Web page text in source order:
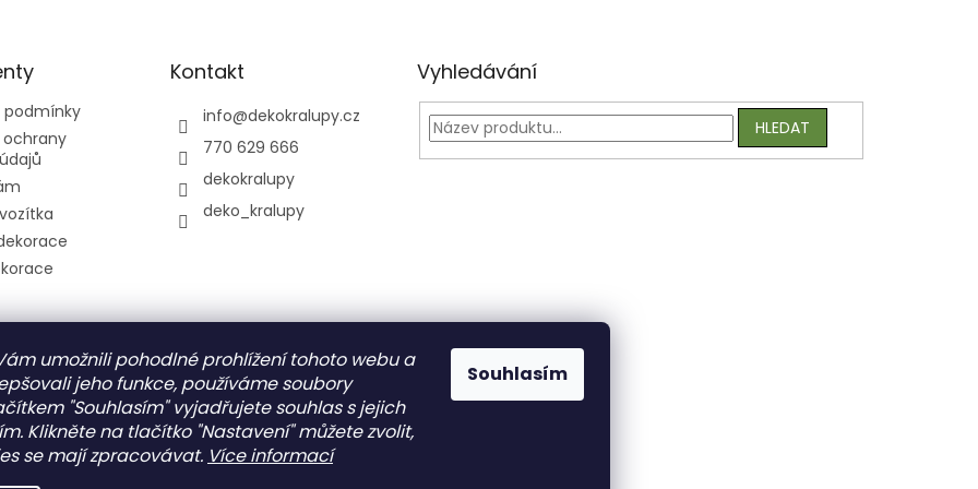
umožnili pohodlné prohlížení tohoto webu a
jeho funkce, používáme soubory
"Souhlasím" vyjadřujete souhlas s jejich
Klikněte na tlačítko "Nastavení" můžete zvolit,
se mají zpracovávat. Více informací
Souhlasím
Kontakt
info@dekokralupy.cz
770 629 666
dekokralupy
deko_kralupy
Vyhledávání
HLEDAT